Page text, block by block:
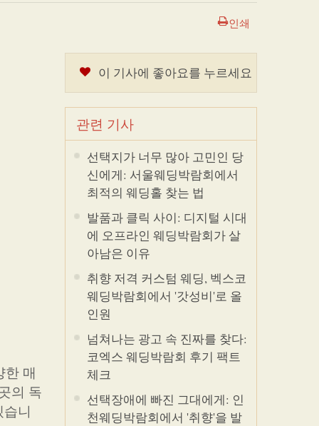
인쇄
한 매
의 독
니
이 기사에 좋아요를 누르세요
관련 기사
선택지가 너무 많아 고민인 당
신에게: 서울웨딩박람회에서
최적의 웨딩홀 찾는 법
발품과 클릭 사이: 디지털 시대
에 오프라인 웨딩박람회가 살
아남은 이유
취향 저격 커스텀 웨딩, 벡스코
웨딩박람회에서 '갓성비'로 올
인원
넘쳐나는 광고 속 진짜를 찾다:
코엑스 웨딩박람회 후기 팩트
체크
선택장애에 빠진 그대에게: 인
천웨딩박람회에서 '취향'을 발